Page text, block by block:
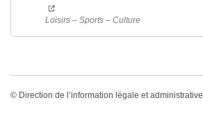
Loisirs – Sports – Culture
© Direction de l’information légale et administrative